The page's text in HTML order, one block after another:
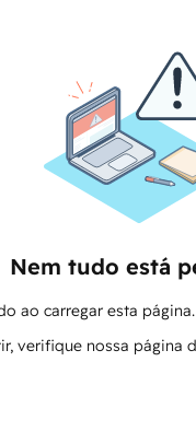
Nem tudo está
ao carregar esta
verifique nossa página